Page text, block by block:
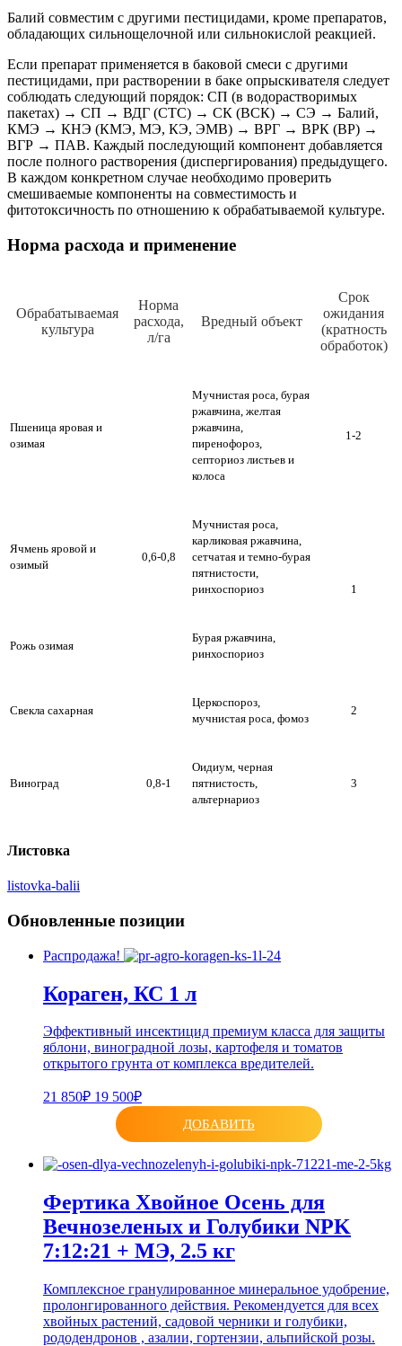
Балий совместим с другими пестицидами, кроме препаратов,
обладающих сильнощелочной или сильнокислой реакцией.
Если препарат применяется в баковой смеси с другими
пестицидами, при растворении в баке опрыскивателя следует
соблюдать следующий порядок: СП (в водорастворимых
пакетах) → СП → ВДГ (СТС) → СК (ВСК) → СЭ → Балий,
КМЭ → КНЭ (КМЭ, МЭ, КЭ, ЭМВ) → ВРГ → ВРК (ВР) →
ВГР → ПАВ. Каждый последующий компонент добавляется
после полного растворения (диспергирования) предыдущего.
В каждом конкретном случае необходимо проверить
смешиваемые компоненты на совместимость и
фитотоксичность по отношению к обрабатываемой культуре.
Норма расхода и применение
Обрабатываемая
культура
Норма
расхода,
л/га
Вредный объект
Срок
ожидания
(кратность
обработок)
Пшеница яровая и
озимая
0,6-0,8
Мучнистая роса, бурая
ржавчина, желтая
ржавчина,
пиренофороз,
септориоз листьев и
колоса
1-2
Ячмень яровой и
озимый
Мучнистая роса,
карликовая ржавчина,
сетчатая и темно-бурая
пятнистости,
ринхоспориоз
1
Рожь озимая
Бурая ржавчина,
ринхоспориоз
Свекла сахарная
Церкоспороз,
мучнистая роса, фомоз
2
Виноград 0,8-1
Оидиум, черная
пятнистость,
альтернариоз
3
Листовка
listovka-balii
Обновленные позиции
Распродажа!
Кораген, КС 1 л
Эффективный инсектицид премиум класса для защиты
яблони, виноградной лозы, картофеля и томатов
открытого грунта от комплекса вредителей.
21 850₽ 19 500₽
ДОБАВИТЬ
Фертика Хвойное Осень для
Вечнозеленых и Голубики NPK
7:12:21 + МЭ, 2.5 кг
Комплексное гранулированное минеральное удобрение,
пролонгированного действия. Рекомендуется для всех
хвойных растений, садовой черники и голубики,
рододендронов , азалии, гортензии, альпийской розы.